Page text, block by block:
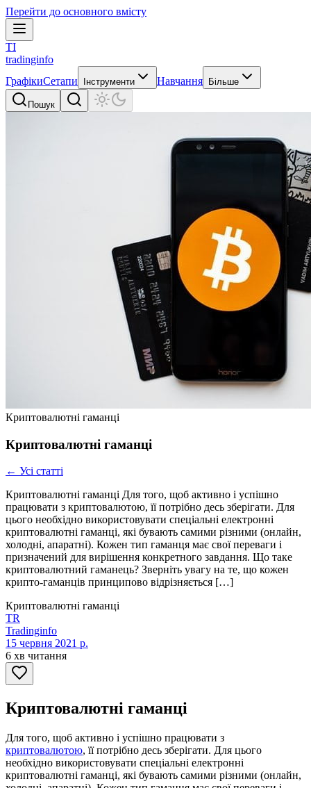
Перейти до основного вмісту
TI
tradinginfo
ГрафікиСетапи Інструменти Навчання Більше
Пошук
Криптовалютні гаманці
Криптовалютні гаманці
← Усі статті
Криптовалютні гаманці Для того, щоб активно і успішно
працювати з криптовалютою, її потрібно десь зберігати. Для
цього необхідно використовувати спеціальні електронні
криптовалютні гаманці, які бувають самими різними (онлайн,
холодні, апаратні). Кожен тип гаманця має свої переваги і
призначений для вирішення конкретного завдання. Що таке
криптовалютний гаманець? Зверніть увагу на те, що кожен
крипто-гаманців принципово відрізняється […]
Криптовалютні гаманці
TR
Tradinginfo
15 червня 2021 р.
6 хв читання
Криптовалютні гаманці
Для того, щоб активно і успішно працювати з
криптовалютою, її потрібно десь зберігати. Для цього
необхідно використовувати спеціальні електронні
криптовалютні гаманці, які бувають самими різними (онлайн,